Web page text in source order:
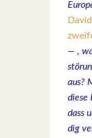
— ,
aus?
die­se
dass
dig